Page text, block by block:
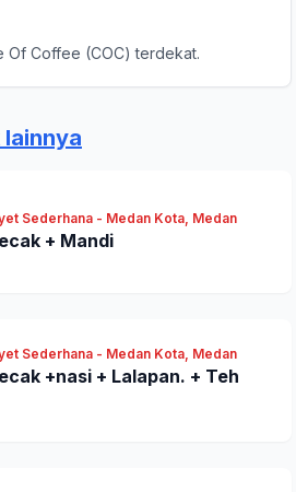
Of Coffee (COC) terdekat.
lainnya
Sederhana - Medan Kota, Medan
+ Mandi
Sederhana - Medan Kota, Medan
+nasi + Lalapan. + Teh